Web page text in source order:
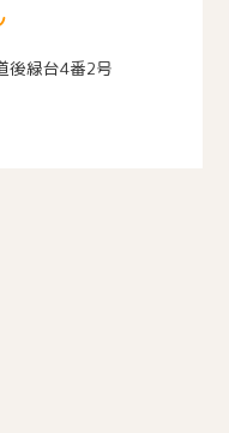
後緑台4番2号